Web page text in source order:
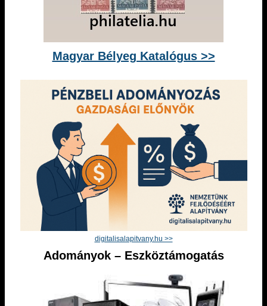
Magyar Bélyeg Katalógus >>
digitalisalapitvany.hu >>
Adományok – Eszköztámogatás